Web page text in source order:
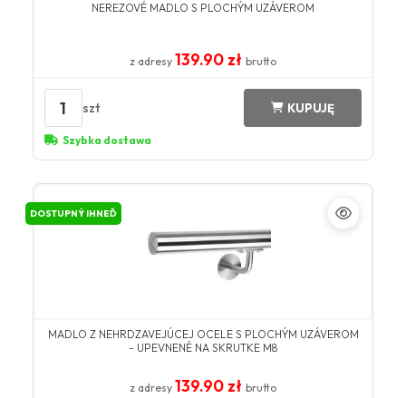
NEREZOVÉ MADLO S PLOCHÝM UZÁVEROM
z adresy 139.90 zł brutto
1 szt KUPUJĘ
Szybka dostawa
DOSTUPNÝ IHNEĎ
MADLO Z NEHRDZAVEJÚCEJ OCELE S PLOCHÝM UZÁVEROM
- UPEVNENÉ NA SKRUTKE M8
z adresy 139.90 zł brutto